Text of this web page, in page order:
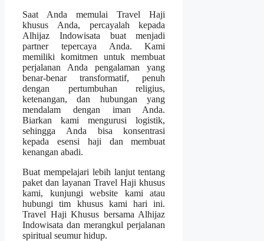
Saat Anda memulai Travel Haji
khusus Anda, percayalah kepada
Alhijaz Indowisata buat menjadi
partner tepercaya Anda. Kami
memiliki komitmen untuk membuat
perjalanan Anda pengalaman yang
benar-benar transformatif, penuh
dengan pertumbuhan religius,
ketenangan, dan hubungan yang
mendalam dengan iman Anda.
Biarkan kami mengurusi logistik,
sehingga Anda bisa konsentrasi
kepada esensi haji dan membuat
kenangan abadi.
Buat mempelajari lebih lanjut tentang
paket dan layanan Travel Haji khusus
kami, kunjungi website kami atau
hubungi tim khusus kami hari ini.
Travel Haji Khusus bersama Alhijaz
Indowisata dan merangkul perjalanan
spiritual seumur hidup.